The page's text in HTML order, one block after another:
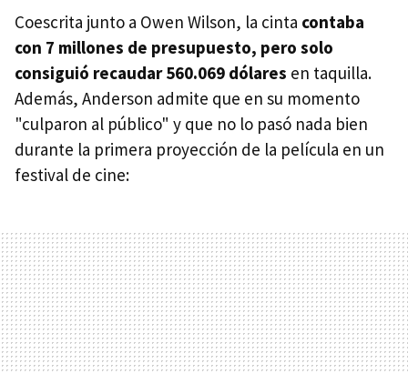
Coescrita junto a Owen Wilson, la cinta contaba
con 7 millones de presupuesto, pero solo
consiguió recaudar 560.069 dólares en taquilla.
Además, Anderson admite que en su momento
"culparon al público" y que no lo pasó nada bien
durante la primera proyección de la película en un
festival de cine: